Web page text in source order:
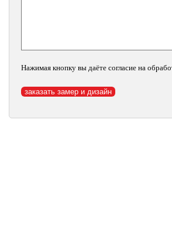
Нажимая кнопку вы даёте согласие на